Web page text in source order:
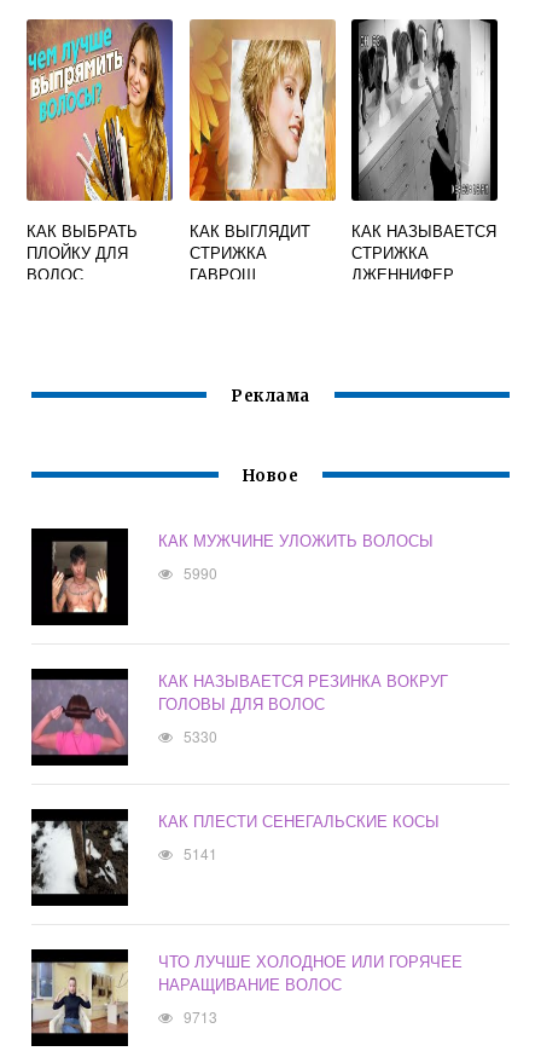
КАК ВЫБРАТЬ
ПЛОЙКУ ДЛЯ
ВОЛОС
КАК ВЫГЛЯДИТ
СТРИЖКА
ГАВРОШ
КАК НАЗЫВАЕТСЯ
СТРИЖКА
ДЖЕННИФЕР
Реклама
Новое
КАК МУЖЧИНЕ УЛОЖИТЬ ВОЛОСЫ
5990
КАК НАЗЫВАЕТСЯ РЕЗИНКА ВОКРУГ
ГОЛОВЫ ДЛЯ ВОЛОС
5330
КАК ПЛЕСТИ СЕНЕГАЛЬСКИЕ КОСЫ
5141
ЧТО ЛУЧШЕ ХОЛОДНОЕ ИЛИ ГОРЯЧЕЕ
НАРАЩИВАНИЕ ВОЛОС
9713